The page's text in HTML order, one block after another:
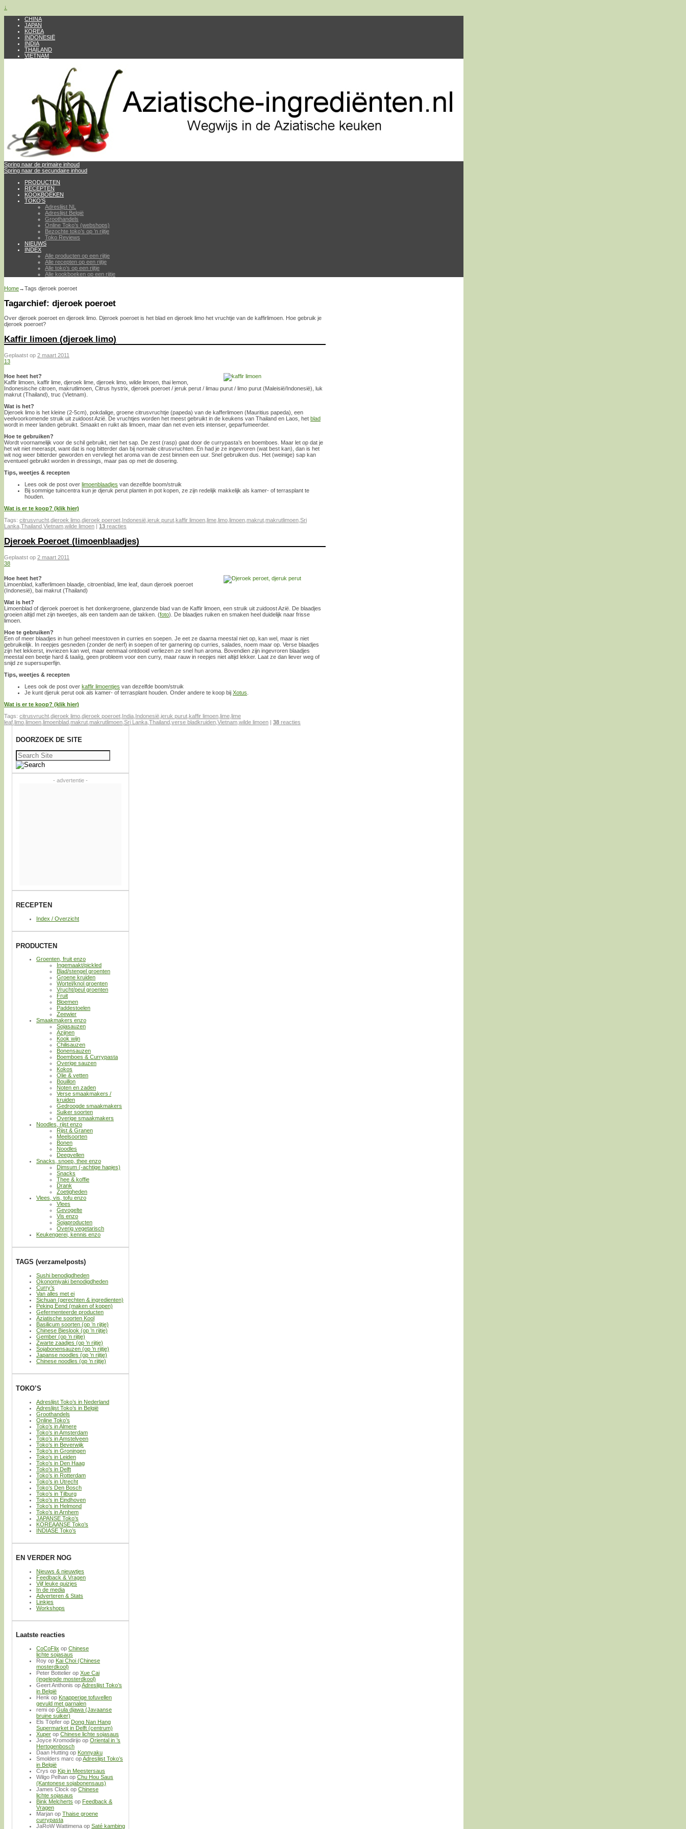
↓
CHINA
JAPAN
KOREA
INDONESIË
INDIA
THAILAND
VIETNAM
Spring naar de primaire inhoud
Spring naar de secundaire inhoud
PRODUCTEN
RECEPTEN
KOOKBOEKEN
TOKO’S
Adreslijst NL
Adreslijst België
Groothandels
Online Toko’s (webshops)
Bezochte toko’s op ’n rijtje
Toko Reviews
NIEUWS
INDEX
Alle producten op een rijtje
Alle recepten op een rijtje
Alle toko’s op een rijtje
Alle kookboeken op een rijtje
Home→Tags djeroek poeroet
Tagarchief: djeroek poeroet
Over djeroek poeroet en djeroek limo. Djeroek poeroet is het blad en djeroek limo het vruchtje van de kaffirlimoen. Hoe gebruik je
djeroek poeroet?
Kaffir limoen (djeroek limo)
Geplaatst op 2 maart 2011
13
Hoe heet het?
Kaffir limoen, kaffir lime, djeroek lime, djeroek limo, wilde limoen, thai lemon,
Indonesische citroen, makrutlimoen, Citrus hystrix, djeroek poeroet / jeruk perut / limau purut / limo purut (Maleisië/Indonesië), luk
makrut (Thailand), truc (Vietnam).
Wat is het?
Djeroek limo is het kleine (2-5cm), pokdalige, groene citrusvruchtje (papeda) van de kafferlimoen (Mauritius papeda), een
veelvoorkomende struik uit zuidoost Azië. De vruchtjes worden het meest gebruikt in de keukens van Thailand en Laos, het blad
wordt in meer landen gebruikt. Smaakt en ruikt als limoen, maar dan net even iets intenser, geparfumeerder.
Hoe te gebruiken?
Wordt voornamelijk voor de schil gebruikt, niet het sap. De zest (rasp) gaat door de currypasta’s en boemboes. Maar let op dat je
het wit niet meeraspt, want dat is nog bitterder dan bij normale citrusvruchten. En had je ze ingevroren (wat best kan), dan is het
wit nog weer bitterder geworden en vervliegt het aroma van de zest binnen een uur. Snel gebruiken dus. Het (weinige) sap kan
eventueel gebruikt worden in dressings, maar pas op met de dosering.
Tips, weetjes & recepten
Lees ook de post over limoenblaadjes van dezelfde boom/struik
Bij sommige tuincentra kun je djeruk perut planten in pot kopen, ze zijn redelijk makkelijk als kamer- of terrasplant te
houden.
Wat is er te koop? (klik hier)
Tags: citrusvrucht djeroek limo djeroek poeroet Indonesië jeruk purut kaffir limoen lime limo limoen makrut makrutlimoen Sri
Lanka Thailand Vietnam wilde limoen 13 reacties
Djeroek Poeroet (limoenblaadjes)
Geplaatst op 2 maart 2011
38
Hoe heet het?
Limoenblad, kafferlimoen blaadje, citroenblad, lime leaf, daun djeroek poeroet
(Indonesië), bai makrut (Thailand)
Wat is het?
Limoenblad of djeroek poeroet is het donkergroene, glanzende blad van de Kaffir limoen, een struik uit zuidoost Azië. De blaadjes
groeien altijd met zijn tweetjes, als een tandem aan de takken. (foto). De blaadjes ruiken en smaken heel duidelijk naar frisse
limoen.
Hoe te gebruiken?
Een of meer blaadjes in hun geheel meestoven in curries en soepen. Je eet ze daarna meestal niet op, kan wel, maar is niet
gebruikelijk. In reepjes gesneden (zonder de nerf) in soepen of ter garnering op curries, salades, noem maar op. Verse blaadjes
zijn het lekkerst, invriezen kan wel, maar eenmaal ontdooid verliezen ze snel hun aroma. Bovendien zijn ingevroren blaadjes
meestal een beetje hard & taaiïg, geen probleem voor een curry, maar rauw in reepjes niet altijd lekker. Laat ze dan liever weg of
snijd ze supersuperfijn.
Tips, weetjes & recepten
Lees ook de post over kaffir limoentjes van dezelfde boom/struik
Je kunt djeruk perut ook als kamer- of terrasplant houden. Onder andere te koop bij Xotus
Wat is er te koop? (klik hier)
Tags: citrusvrucht djeroek limo djeroek poeroet India Indonesië jeruk purut kaffir limoen lime lime
leaf limo limoen limoenblad makrut makrutlimoen Sri Lanka Thailand verse bladkruiden Vietnam wilde limoen 38 reacties
DOORZOEK DE SITE
Zoeken
naar:
- advertentie -
RECEPTEN
Index / Overzicht
PRODUCTEN
Groenten, fruit enzo
Ingemaakt/pickled
Blad/stengel groenten
Groene kruiden
Wortel/knol groenten
Vrucht/peul groenten
Fruit
Bloemen
Paddestoelen
Zeewier
Smaakmakers enzo
Sojasauzen
Azijnen
Kook wijn
Chilisauzen
Bonensauzen
Boemboes & Currypasta
Overige sauzen
Kokos
Olie & vetten
Bouillon
Noten en zaden
Verse smaakmakers /
kruiden
Gedroogde smaakmakers
Suiker soorten
Overige smaakmakers
Noodles, rijst enzo
Rijst & Granen
Meelsoorten
Bonen
Noodles
Deegvellen
Snacks, snoep, thee enzo
Dimsum (-achtige hapjes)
Snacks
Thee & koffie
Drank
Zoetigheden
Vlees, vis, tofu enzo
Vlees
Gevogelte
Vis enzo
Sojaproducten
Overig vegetarisch
Keukengerei, kennis enzo
TAGS (verzamelposts)
Sushi benodigdheden
Okonomiyaki benodigdheden
Curry’s
Van alles met ei
Sichuan (gerechten & ingredienten)
Peking Eend (maken of kopen)
Gefermenteerde producten
Aziatische soorten Kool
Basilicum soorten (op ’n rijtje)
Chinese Bieslook (op ’n rijtje)
Gember (op ’n rijtje)
Zwarte zaadjes (op ’n rijtje)
Sojabonensauzen (op ’n rijtje)
Japanse noodles (op ’n rijtje)
Chinese noodles (op ’n rijtje)
TOKO’S
Adreslijst Toko’s in Nederland
Adreslijst Toko’s in België
Groothandels
Online Toko’s
Toko’s in Almere
Toko’s in Amsterdam
Toko’s in Amstelveen
Toko’s in Beverwijk
Toko’s in Groningen
Toko’s in Leiden
Toko’s in Den Haag
Toko’s in Delft
Toko’s in Rotterdam
Toko’s in Utrecht
Toko’s Den Bosch
Toko’s in Tilburg
Toko’s in Eindhoven
Toko’s in Helmond
Toko’s in Arnhem
JAPANSE Toko’s
KOREAANSE Toko’s
INDIASE Toko’s
EN VERDER NOG
Nieuws & nieuwtjes
Feedback & Vragen
Vijf leuke quizjes
In de media
Adverteren & Stats
Linkjes
Workshops
Laatste reacties
CoCoFlix op Chinese
lichte sojasaus
Roy op Kai Choi (Chinese
mosterdkool)
Peter Bottelier op Xue Cai
(ingelegde mosterdkool)
Geert Anthonis opAdreslijst Toko’s
in België
Henk op Knapperige tofuvellen
gevuld met garnalen
remi op Gula djawa (Javaanse
bruine suiker)
Els Töpfer op Dong Nan Hang
Supermarket in Delft (centrum)
Xuper op Chinese lichte sojasaus
Joyce Kromodirijo op Oriental in ’s
Hertogenbosch
Daan Hutting op Konnyaku
Smolders marc opAdreslijst Toko’s
in België
Crys op Kip in Meestersaus
Wilgo Pelhan op Chu Hou Saus
(Kantonese sojabonensaus)
James Clock op Chinese
lichte sojasaus
Bink Melcherts op Feedback &
Vragen
Marjan op Thaise groene
currypasta
JaRoW Wattimena op Saté kambing